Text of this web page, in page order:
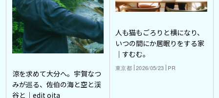
涼を求めて大分へ。宇賀なつ
みが巡る、佐伯の海と空と渓
谷と｜edit oita
人も猫もごろりと横になり、
いつの間にか居眠りをする家
｜すむむ。
東京都 2026/05/23 PR